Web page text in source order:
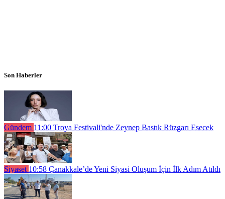
Son Haberler
Gündem 11:00 Troya Festivali'nde Zeynep Bastık Rüzgarı Esecek
Siyaset 10:58 Çanakkale’de Yeni Siyasi Oluşum İçin İlk Adım Atıldı